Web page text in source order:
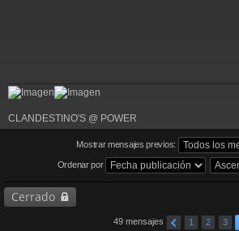
CLANDESTINO'S @ POWER
Mostrar mensajes previos:
Ordenar por
Cerrado
49 mensajes 1 2 3